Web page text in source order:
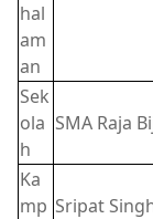
hal
am
an
Sek
ola
h
SMA Raja
Ka
mp Sripat